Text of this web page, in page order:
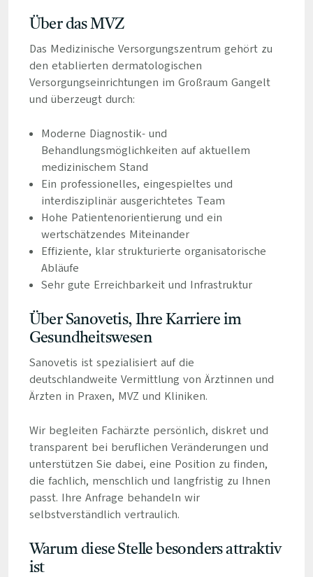
Über das MVZ
Das Medizinische Versorgungszentrum gehört zu
den etablierten dermatologischen
Versorgungseinrichtungen im Großraum Gangelt
und überzeugt durch:
Moderne Diagnostik- und
Behandlungsmöglichkeiten auf aktuellem
medizinischem Stand
Ein professionelles, eingespieltes und
interdisziplinär ausgerichtetes Team
Hohe Patientenorientierung und ein
wertschätzendes Miteinander
Effiziente, klar strukturierte organisatorische
Abläufe
Sehr gute Erreichbarkeit und Infrastruktur
Über Sanovetis, Ihre Karriere im
Gesundheitswesen
Sanovetis ist spezialisiert auf die
deutschlandweite Vermittlung von Ärztinnen und
Ärzten in Praxen, MVZ und Kliniken.
Wir begleiten Fachärzte persönlich, diskret und
transparent bei beruflichen Veränderungen und
unterstützen Sie dabei, eine Position zu finden,
die fachlich, menschlich und langfristig zu Ihnen
passt. Ihre Anfrage behandeln wir
selbstverständlich vertraulich.
Warum diese Stelle besonders attraktiv
ist